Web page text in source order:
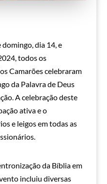
domingo, dia 14, e
todos os
Camarões celebraram
da Palavra de Deus
A celebração deste
ativa e o
e leigos em todas as
da Bíblia em
incluiu diversas